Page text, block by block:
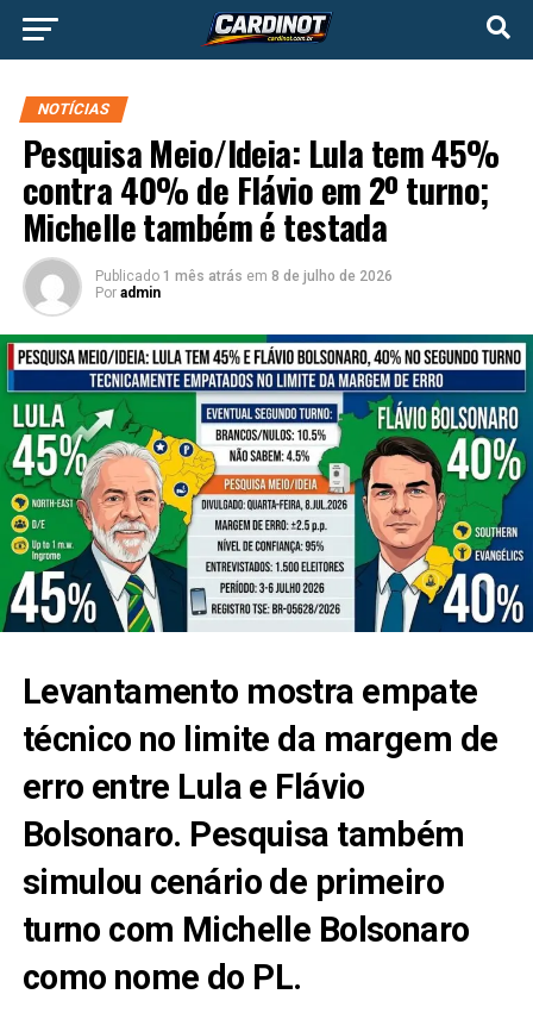
NOTÍCIAS
Pesquisa Meio/Ideia: Lula tem 45%
contra 40% de Flávio em 2º turno;
Michelle também é testada
Publicado 1 mês atrás em 8 de julho de 2026
Por admin
Levantamento mostra empate
técnico no limite da margem de
erro entre Lula e Flávio
Bolsonaro. Pesquisa também
simulou cenário de primeiro
turno com Michelle Bolsonaro
como nome do PL.